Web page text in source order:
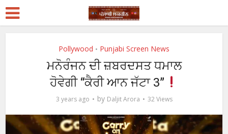
Pollywood • Punjabi Screen News
ਮਨੋਰੰਜਨ ਦੀ ਜ਼ਬਰਦਸਤ ਧਮਾਲ
ਹੋਵੇਗੀ “ਕੈਰੀ ਆਨ ਜੱਟਾ 3”
3 years ago by Daljit Arora 32 Views